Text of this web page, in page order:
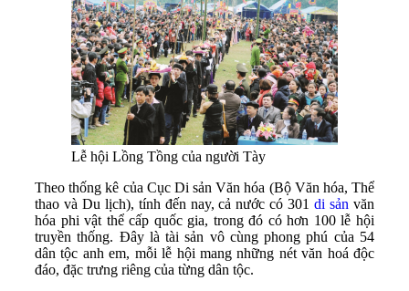
Lễ hội Lồng Tồng của người Tày
Theo thống kê của Cục Di sản Văn hóa (Bộ Văn hóa, Thể
thao và Du lịch), tính đến nay, cả nước có 301di sản văn
hóa phi vật thể cấp quốc gia, trong đó có hơn 100 lễ hội
truyền thống. Đây là tài sản vô cùng phong phú của 54
dân tộc anh em, mỗi lễ hội mang những nét văn hoá độc
đáo, đặc trưng riêng của từng dân tộc.